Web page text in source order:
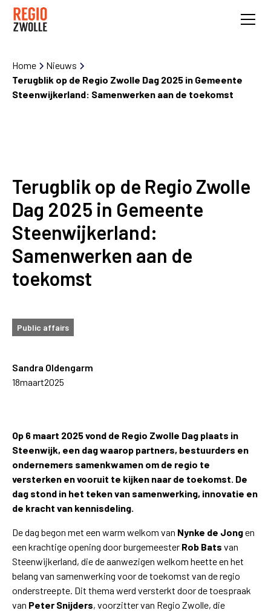
Home
Nieuws
Terugblik op de Regio Zwolle Dag 2025 in Gemeente
Steenwijkerland: Samenwerken aan de toekomst
Terugblik op de Regio Zwolle
Dag 2025 in Gemeente
Steenwijkerland:
Samenwerken aan de
toekomst
Public affairs
Sandra Oldengarm
18maart2025
Op 6 maart 2025 vond de Regio Zwolle Dag plaats in
Steenwijk, een dag waarop partners, bestuurders en
ondernemers samenkwamen om de regio te
versterken en vooruit te kijken naar de toekomst. De
dag stond in het teken van samenwerking, innovatie en
de kracht van kennisdeling.
De dag begon met een warm welkom van Nynke de Jongen
een krachtige opening door burgemeester Rob Bats van
Steenwijkerland, die de aanwezigen welkom heette en het
belang van samenwerking voor de toekomst van de regio
onderstreepte. Dit thema werd versterkt door de toespraak
van Peter Snijders, voorzitter van Regio Zwolle, die